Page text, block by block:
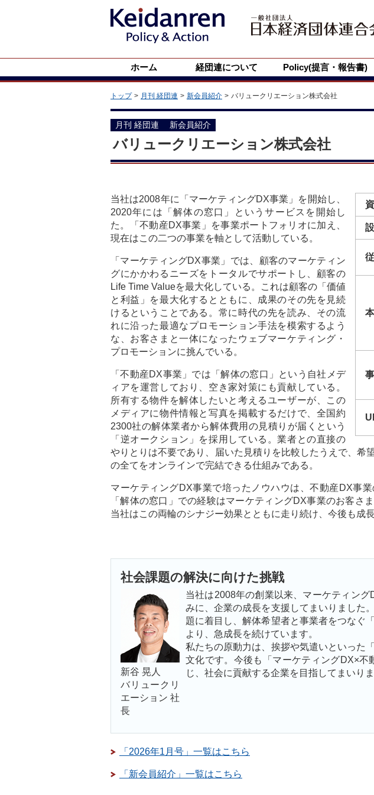
ホーム 経団連について Policy(提言・報告書)
トップ 月刊 経団連 新会員紹介 バリュークリエーション株式会社
月刊 経団連 新会員紹介
バリュークリエーション株式会社
当社は2008年に「マーケティングDX事業」を開始し、
2020年には「解体の窓口」というサービスを開始し
た。「不動産DX事業」を事業ポートフォリオに加え、
現在はこの二つの事業を軸として活動している。
「マーケティングDX事業」では、顧客のマーケティン
グにかかわるニーズをトータルでサポートし、顧客の
Life Time Valueを最大化している。これは顧客の「価値
と利益」を最大化するとともに、成果のその先を見続
けるということである。常に時代の先を読み、その流
れに沿った最適なプロモーション手法を模索するよう
な、お客さまと一体になったウェブマーケティング・
プロモーションに挑んでいる。
「不動産DX事業」では「解体の窓口」という自社メデ
ィアを運営しており、空き家対策にも貢献している。
所有する物件を解体したいと考えるユーザーが、この
メディアに物件情報と写真を掲載するだけで、全国約
2300社の解体業者から解体費用の見積りが届くという
「逆オークション」を採用している。業者との直接の
やりとりは不要であり、届いた見積りを比較したうえで、希
の全てをオンラインで完結できる仕組みである。
マーケティングDX事業で培ったノウハウは、不動産DX事
「解体の窓口」での経験はマーケティングDX事業のお客さ
当社はこの両輪のシナジー効果とともに走り続け、今後も成
社会課題の解決に向けた挑戦
新谷 晃人
バリュークリ
エーション 社
長
当社は2008年の創業以来、マーケティン
みに、企業の成長を支援してまいりました
題に着目し、解体希望者と事業者をつなぐ
より、急成長を続けています。
私たちの原動力は、挨拶や気遣いといった
文化です。今後も「マーケティングDX×不
じ、社会に貢献する企業を目指してまいりま
「2026年1月号」一覧はこちら
「新会員紹介」一覧はこちら